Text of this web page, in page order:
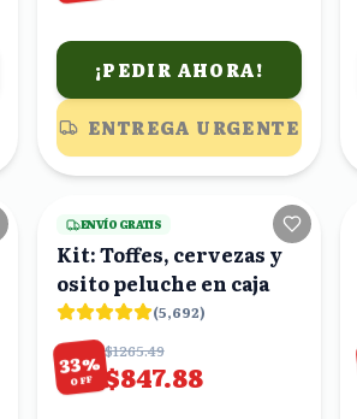
¡PEDIR AHORA!
ENTREGA URGENTE
24viendo
ENVÍO GRATIS
Kit: Toffes, cervezas y
osito peluche en caja
(5,692)
33%
OFF
$1265.49
$847.88